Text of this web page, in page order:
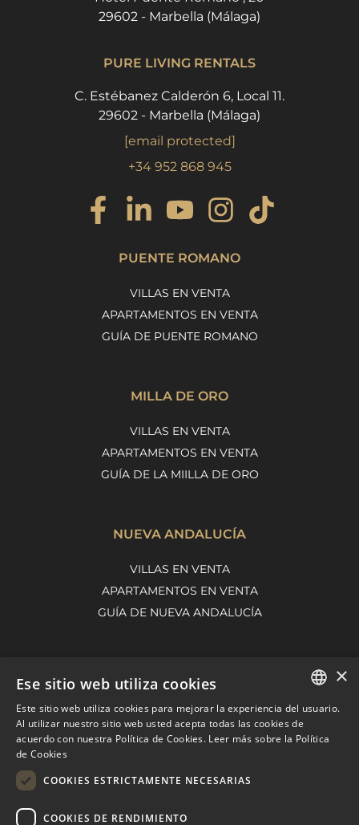
29602 - Marbella (Málaga)
PURE LIVING RENTALS
C. Estébanez Calderón 6, Local 11.
29602 - Marbella (Málaga)
[email protected]
+34 952 868 945
PUENTE ROMANO
VILLAS EN VENTA
APARTAMENTOS EN VENTA
GUÍA DE PUENTE ROMANO
MILLA DE ORO
VILLAS EN VENTA
APARTAMENTOS EN VENTA
GUÍA DE LA MIILLA DE ORO
NUEVA ANDALUCÍA
VILLAS EN VENTA
APARTAMENTOS EN VENTA
GUÍA DE NUEVA ANDALUCÍA
VILLAS EN VENTA
APARTAMENTOS EN VENTA
SPANISH
×
Ese sitio web utiliza cookies
Este sitio web utiliza cookies para mejorar la experiencia del usuario.
Al utilizar nuestro sitio web usted acepta todas las cookies de
acuerdo con nuestra Política de Cookies. Leer más sobre la Política
de Cookies
COOKIES ESTRICTAMENTE NECESARIAS
COOKIES DE RENDIMIENTO